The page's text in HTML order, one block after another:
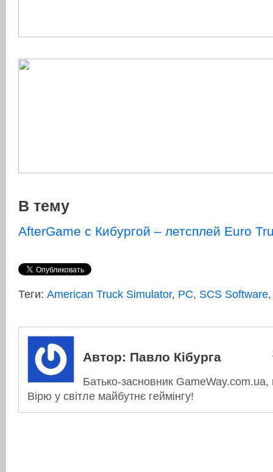
В тему
AfterGame c Кибургой – летсплей Euro
Теги: American Truck Simulator, PC, SCS Software
Автор: Павло Кібурга
Батько-засновник
Вірю у світле майбутнє геймінгу!